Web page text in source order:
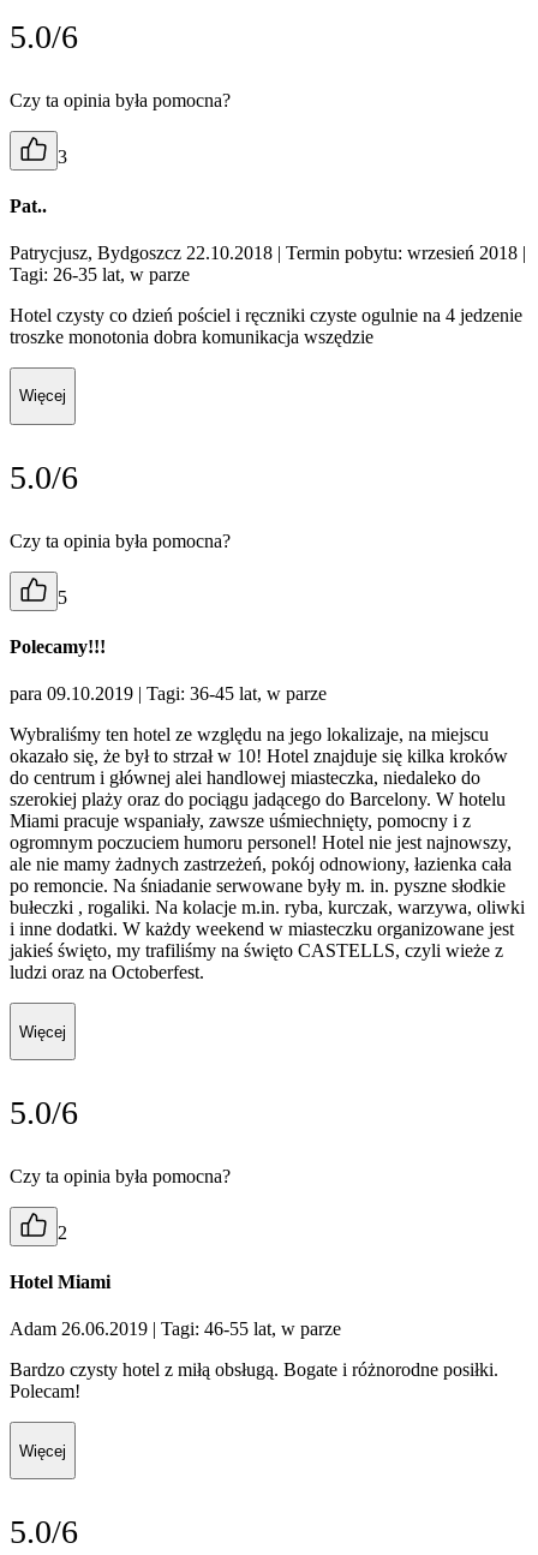
5.0/6
Czy ta opinia była pomocna?
3
Pat..
Patrycjusz, Bydgoszcz 22.10.2018 | Termin pobytu: wrzesień 2018 |
Tagi: 26-35 lat, w parze
Hotel czysty co dzień pościel i ręczniki czyste ogulnie na 4 jedzenie
troszke monotonia dobra komunikacja wszędzie
Więcej
5.0/6
Czy ta opinia była pomocna?
5
Polecamy!!!
para 09.10.2019 | Tagi: 36-45 lat, w parze
Wybraliśmy ten hotel ze względu na jego lokalizaje, na miejscu
okazało się, że był to strzał w 10! Hotel znajduje się kilka kroków
do centrum i głównej alei handlowej miasteczka, niedaleko do
szerokiej plaży oraz do pociągu jadącego do Barcelony. W hotelu
Miami pracuje wspaniały, zawsze uśmiechnięty, pomocny i z
ogromnym poczuciem humoru personel! Hotel nie jest najnowszy,
ale nie mamy żadnych zastrzeżeń, pokój odnowiony, łazienka cała
po remoncie. Na śniadanie serwowane były m. in. pyszne słodkie
bułeczki , rogaliki. Na kolacje m.in. ryba, kurczak, warzywa, oliwki
i inne dodatki. W każdy weekend w miasteczku organizowane jest
jakieś święto, my trafiliśmy na święto CASTELLS, czyli wieże z
ludzi oraz na Octoberfest.
Więcej
5.0/6
Czy ta opinia była pomocna?
2
Hotel Miami
Adam 26.06.2019
| Tagi: 46-55 lat, w parze
Bardzo czysty hotel z miłą obsługą. Bogate i różnorodne posiłki.
Polecam!
Więcej
5.0/6